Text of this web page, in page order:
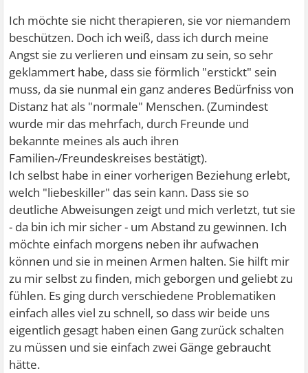
Ich möchte sie nicht therapieren, sie vor niemandem
beschützen. Doch ich weiß, dass ich durch meine
Angst sie zu verlieren und einsam zu sein, so sehr
geklammert habe, dass sie förmlich "erstickt" sein
muss, da sie nunmal ein ganz anderes Bedürfniss von
Distanz hat als "normale" Menschen. (Zumindest
wurde mir das mehrfach, durch Freunde und
bekannte meines als auch ihren
Familien-/Freundeskreises bestätigt).
Ich selbst habe in einer vorherigen Beziehung erlebt,
welch "liebeskiller" das sein kann. Dass sie so
deutliche Abweisungen zeigt und mich verletzt, tut sie
- da bin ich mir sicher - um Abstand zu gewinnen. Ich
möchte einfach morgens neben ihr aufwachen
können und sie in meinen Armen halten. Sie hilft mir
zu mir selbst zu finden, mich geborgen und geliebt zu
fühlen. Es ging durch verschiedene Problematiken
einfach alles viel zu schnell, so dass wir beide uns
eigentlich gesagt haben einen Gang zurück schalten
zu müssen und sie einfach zwei Gänge gebraucht
hätte.